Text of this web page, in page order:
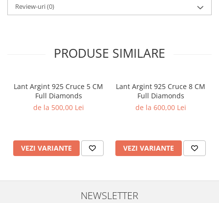
Review-uri(0)
PRODUSE SIMILARE
Lant Argint 925 Cruce 5 CM
Full Diamonds
de la 500,00 Lei
VEZI VARIANTE
Lant Argint 925 Cruce 8 CM
Full Diamonds
de la 600,00 Lei
VEZI VARIANTE
NEWSLETTER